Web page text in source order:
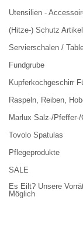
Utensilien -
(Hitze-) Schutz Artikel
Servierschalen /
Fundgrube
Kupferkochgeschirr
Raspeln, Reiben,
Marlux Salz-/
Tovolo Spatulas
Pflegeprodukte
SALE
Es Eilt? Unsere
Möglich